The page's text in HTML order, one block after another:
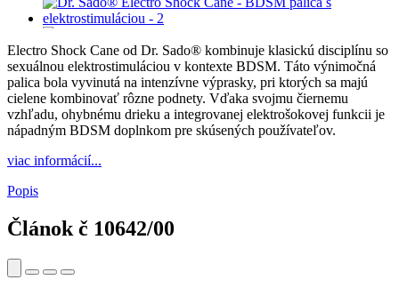
Electro Shock Cane od Dr. Sado® kombinuje klasickú disciplínu so
sexuálnou elektrostimuláciou v kontexte BDSM. Táto výnimočná
palica bola vyvinutá na intenzívne výprasky, pri ktorých sa majú
cielene kombinovať rôzne podnety. Vďaka svojmu čiernemu
vzhľadu, ohybnému drieku a integrovanej elektrošokovej funkcii je
nápadným BDSM doplnkom pre skúsených používateľov.
viac informácií...
Popis
Článok č 10642/00